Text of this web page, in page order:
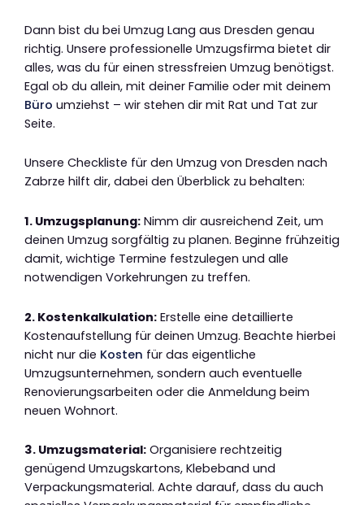
Dann bist du bei Umzug Lang aus Dresden genau
richtig. Unsere professionelle Umzugsfirma bietet dir
alles, was du für einen stressfreien Umzug benötigst.
Egal ob du allein, mit deiner Familie oder mit deinem
Büro umziehst – wir stehen dir mit Rat und Tat zur
Seite.
Unsere Checkliste für den Umzug von Dresden nach
Zabrze hilft dir, dabei den Überblick zu behalten:
1. Umzugsplanung: Nimm dir ausreichend Zeit, um
deinen Umzug sorgfältig zu planen. Beginne frühzeitig
damit, wichtige Termine festzulegen und alle
notwendigen Vorkehrungen zu treffen.
2. Kostenkalkulation: Erstelle eine detaillierte
Kostenaufstellung für deinen Umzug. Beachte hierbei
nicht nur die Kosten für das eigentliche
Umzugsunternehmen, sondern auch eventuelle
Renovierungsarbeiten oder die Anmeldung beim
neuen Wohnort.
3. Umzugsmaterial: Organisiere rechtzeitig
genügend Umzugskartons, Klebeband und
Verpackungsmaterial. Achte darauf, dass du auch